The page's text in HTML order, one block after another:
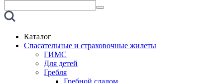
Каталог
Спасательные и страховочные жилеты
ГИМС
Для детей
Гребля
Гребной слалом